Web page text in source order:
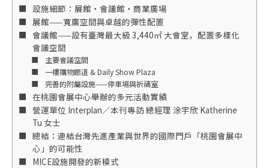
設施細節：展館・會議館・商業廣場
展館——寬廣空間與卓越的彈性配置
會議館——設有臺灣最大級 3,440㎡ 大會堂，配置多樣化
會議空間
主要會議空間
一樓購物廊道 & Daily Show Plaza
完善的附屬設施——停車場與祈禱室
在桃園會展中心舉辦的多元活動實績
營運單位 Interplan／本刊專訪 總經理 涂宇欣 Katherine
Tu 女士
總結：連結台灣先進產業與世界的國際門戶「桃園會展中
心」的可能性
MICE設施開發的新模式